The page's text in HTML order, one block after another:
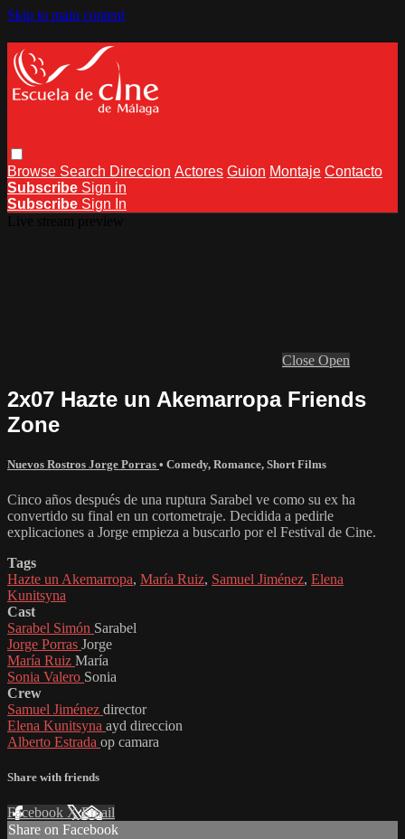
Skip to main content
Browse Search Direccion Actores Guion Montaje Contacto
Subscribe Sign in
Subscribe Sign In
Close Open
2x07 Hazte un Akemarropa Friends
Zone
Nuevos Rostros Jorge Porras • Comedy, Romance, Short Films
Cinco años después de una ruptura Sarabel ve como su ex ha
convertido su final en un cortometraje. Decidida a pedirle
explicaciones a Jorge empieza a buscarlo por el Festival de Cine.
Tags
Hazte un Akemarropa, María Ruiz, Samuel Jiménez, Elena
Kunitsyna
Cast
Sarabel Simón Sarabel
Jorge Porras Jorge
María Ruiz María
Sonia Valero Sonia
Crew
Samuel Jiménez director
Elena Kunitsyna ayd direccion
Alberto Estrada op camara
Share with friends
Facebook XEmail
Share on Facebook